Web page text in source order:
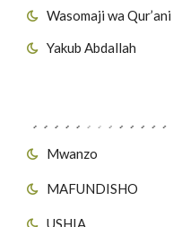
Wasomaji wa Qur’ani
Yakub Abdallah
Mwanzo
MAFUNDISHO
USHIA